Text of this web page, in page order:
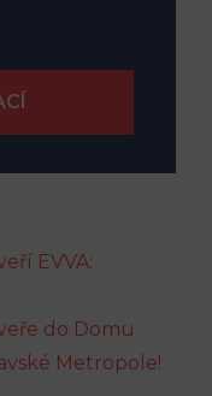
EVVA:
do Domu
Metropole!